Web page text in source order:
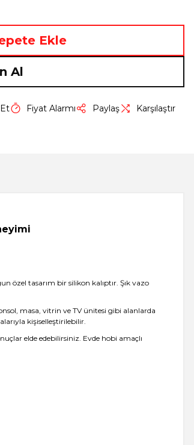
Ekle
Al
Fiyat Alarmı Paylaş Karşılaştır
özel tasarım bir silikon kalıptır. Şık vazo
masa, vitrin ve TV ünitesi gibi alanlarda
kişiselleştirilebilir.
elde edebilirsiniz. Evde hobi amaçlı